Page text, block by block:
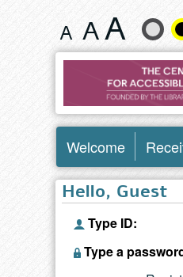
Change
text
and
color
Welcome
Hello, Guest
Type ID:
Type a